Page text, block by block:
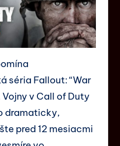
séria Fallout: “War
v Call of Duty
dramaticky,
pred 12 mesiacmi